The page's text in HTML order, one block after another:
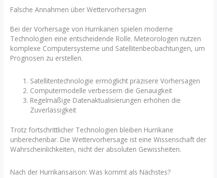
Falsche Annahmen über Wettervorhersagen
Bei der Vorhersage von Hurrikanen spielen moderne
Technologien eine entscheidende Rolle. Meteorologen nutzen
komplexe Computersysteme und Satellitenbeobachtungen, um
Prognosen zu erstellen.
Satellitentechnologie ermöglicht präzisere Vorhersagen
Computermodelle verbessern die Genauigkeit
Regelmäßige Datenaktualisierungen erhöhen die
Zuverlässigkeit
Trotz fortschrittlicher Technologien bleiben Hurrikane
unberechenbar. Die Wettervorhersage ist eine Wissenschaft der
Wahrscheinlichkeiten, nicht der absoluten Gewissheiten.
Nach der Hurrikansaison: Was kommt als Nächstes?